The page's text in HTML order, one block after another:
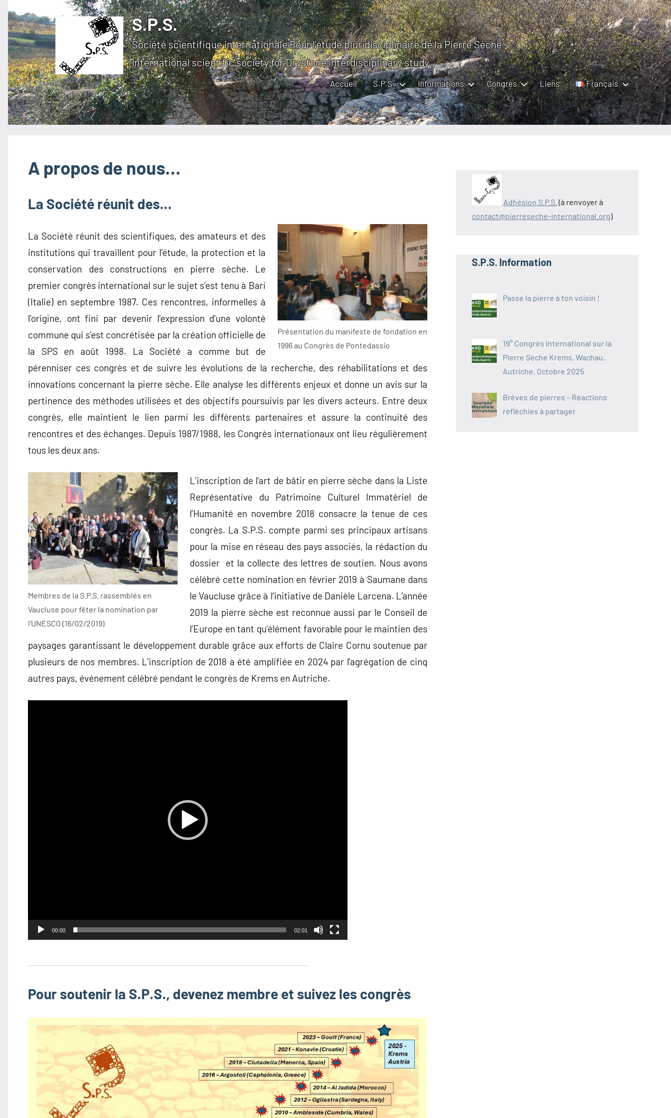
au
contenu
S.P.S.
Société scientifique internationale Pour l'étude pluridisciplinaire de la Pierre Sèche –
International scientific society for Drystone interdisciplinary study
Accueil S.P.S. Informations Congrès Liens Français
A propos de nous…
La Société réunit des…
Présentation du manifeste de fondation en
1996 au Congrès de Pontedassio
La Société réunit des scientifiques, des amateurs et des
institutions qui travaillent pour l’étude, la protection et la
conservation des constructions en pierre sèche. Le
premier congrès international sur le sujet s’est tenu à Bari
(Italie) en septembre 1987. Ces rencontres, informelles à
l’origine, ont fini par devenir l’expression d’une volonté
commune qui s’est concrétisée par la création officielle de
la SPS en août 1998. La Société a comme but de
pérenniser ces congrès et de suivre les évolutions de la recherche, des réhabilitations et des
innovations concernant la pierre sèche. Elle analyse les différents enjeux et donne un avis sur la
pertinence des méthodes utilisées et des objectifs poursuivis par les divers acteurs. Entre deux
congrès, elle maintient le lien parmi les différents partenaires et assure la continuité des
rencontres et des échanges. Depuis 1987/1988, les Congrès internationaux ont lieu régulièrement
tous les deux ans.
Membres de la S.P.S. rassemblés en
Vaucluse pour fêter la nomination par
l’UNESCO (16/02/2019)
L’inscription de l’art de bâtir en pierre sèche dans la Liste
Représentative du Patrimoine Culturel Immatériel de
l’Humanité en novembre 2018 consacre la tenue de ces
congrès. La S.P.S. compte parmi ses principaux artisans
pour la mise en réseau des pays associés, la rédaction du
dossier et la collecte des lettres de soutien. Nous avons
célébré cette nomination en février 2019 à Saumane dans
le Vaucluse grâce à l’initiative de Danièle Larcena. L’année
2019 la pierre sèche est reconnue aussi par le Conseil de
l’Europe en tant qu’élément favorable pour le maintien des
paysages garantissant le développement durable grâce aux efforts de Claire Cornu soutenue par
plusieurs de nos membres. L’inscription de 2018 a été amplifiée en 2024 par l’agrégation de cinq
autres pays, événement célébré pendant le congrès de Krems en Autriche.
00:00 02:01
Pour soutenir la S.P.S., devenez membre et suivez les congrès
Adhésion S.P.S. (à renvoyer à
contact@pierreseche-international.org)
S.P.S. Information
Passe la pierre à ton voisin !
19° Congrès International sur la
Pierre Sèche Krems, Wachau,
Autriche, Octobre 2025
Brèves de pierres – Réactions
réfléchies à partager